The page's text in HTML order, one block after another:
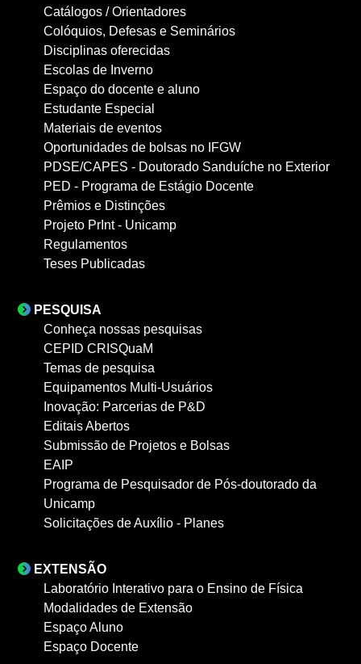
Catálogos / Orientadores
Colóquios, Defesas e Seminários
Disciplinas oferecidas
Escolas de Inverno
Espaço do docente e aluno
Estudante Especial
Materiais de eventos
Oportunidades de bolsas no IFGW
PDSE/CAPES - Doutorado Sanduíche no Exterior
PED - Programa de Estágio Docente
Prêmios e Distinções
Projeto PrInt - Unicamp
Regulamentos
Teses Publicadas
PESQUISA
Conheça nossas pesquisas
CEPID CRISQuaM
Temas de pesquisa
Equipamentos Multi-Usuários
Inovação: Parcerias de P&D
Editais Abertos
Submissão de Projetos e Bolsas
EAIP
Programa de Pesquisador de Pós-doutorado da
Unicamp
Solicitações de Auxílio - Planes
EXTENSÃO
Laboratório Interativo para o Ensino de Física
Modalidades de Extensão
Espaço Aluno
Espaço Docente